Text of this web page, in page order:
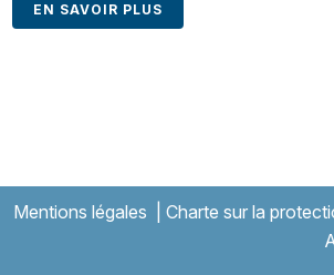
EN SAVOIR PLUS
Mentions légales Charte sur la